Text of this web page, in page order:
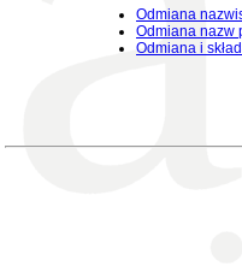
Odmiana
Odmiana nazw
Odmiana i